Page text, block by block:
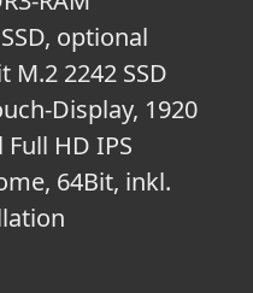
optional
2242 SSD
Display, 1920
Full HD IPS
64Bit, inkl.